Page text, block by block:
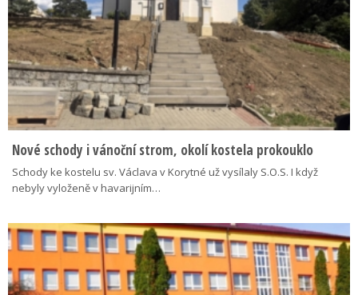
Nové schody i vánoční strom, okolí kostela prokouklo
Schody ke kostelu sv. Václava v Korytné už vysílaly S.O.S. I když
nebyly vyloženě v havarijním…